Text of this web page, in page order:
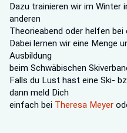
Dazu trainieren wir im Winter
anderen
Theorieabend oder helfen bei
Dabei lernen wir eine Menge
Ausbildung
beim Schwäbischen
Falls du Lust hast eine Ski-
dann meld Dich
einfach bei Theresa Meyer